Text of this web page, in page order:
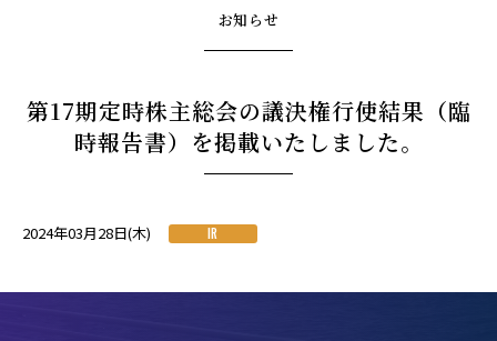
お知らせ
第17期定時株主総会の議決権行使結果（臨
時報告書）を掲載いたしました。
2024年03月28日(木) IR